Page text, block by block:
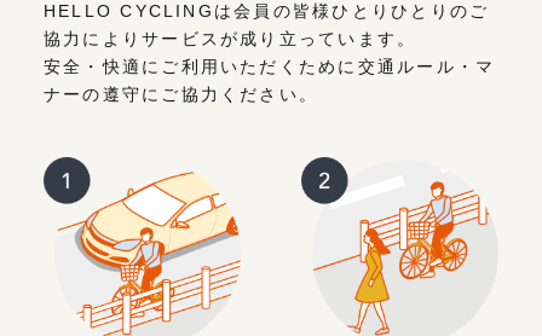
HELLO CYCLINGは会員の皆様ひとりひとりのご
協力によりサービスが成り立っています。
安全・快適にご利用いただくために交通ルール・マ
ナーの遵守にご協力ください。